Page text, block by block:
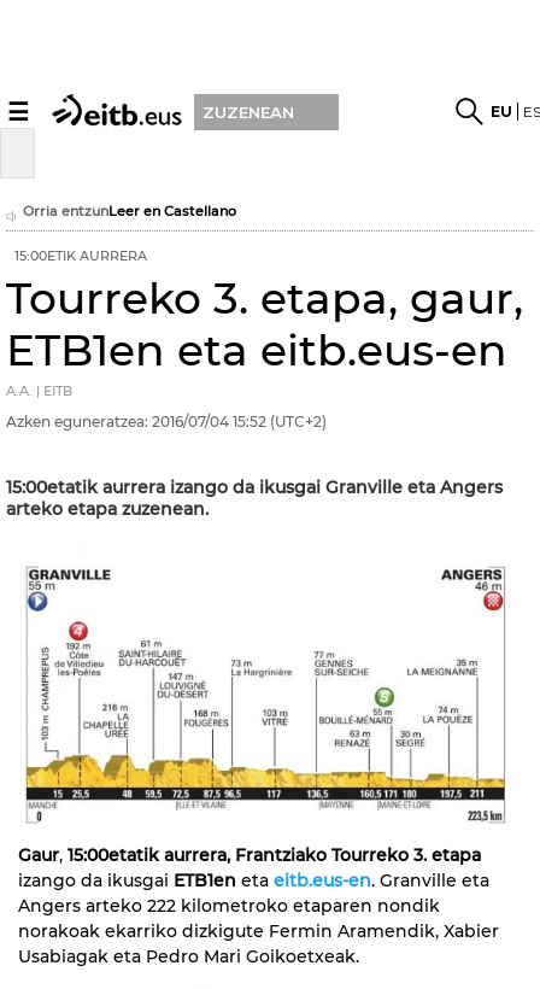
☰ ZUZENEAN EU
Orria entzunLeer en Castellano
15:00ETIK AURRERA
Tourreko 3. etapa, gaur,
ETB1en eta eitb.eus-en
A.A. | EITB
Azken eguneratzea: 2016/07/04 15:52 (UTC+2)
15:00etatik aurrera izango da ikusgai Granville eta Angers
arteko etapa zuzenean.
Gaur, 15:00etatik aurrera, Frantziako Tourreko 3. etapa
izango da ikusgai ETB1en eta eitb.eus-en. Granville eta
Angers arteko 222 kilometroko etaparen nondik
norakoak ekarriko dizkigute Fermin Aramendik, Xabier
Usabiagak eta Pedro Mari Goikoetxeak.